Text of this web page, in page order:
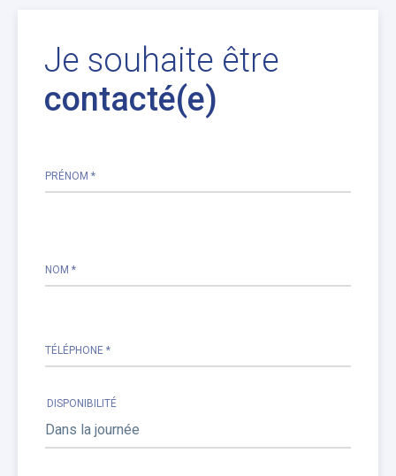
Je souhaite être
contacté(e)
PRÉNOM *
this
field
NOM *
TÉLÉPHONE *
DISPONIBILITÉ